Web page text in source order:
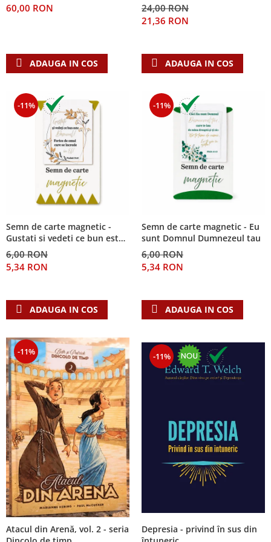
Teologie
Dogmatica
Misiune
Viata crestina
Contemporaneitate
Devotional
Lupta Spirituala
Schimbarea caracterului
Suferinta
Viata din belsug
Viata de zi cu zi
Despre afaceri
Leadership
Mediu
Sanatate / nutritie
60,00 RON
ADAUGA IN COS
24,00 RON
21,36 RON
ADAUGA IN COS
-11%
Semn de carte magnetic -
Gustati si vedeti ce bun este
Domnul!
6,00 RON
5,34 RON
ADAUGA IN COS
-11%
Semn de carte magnetic - Eu
sunt Domnul Dumnezeul tau
6,00 RON
5,34 RON
ADAUGA IN COS
-11%
Atacul din Arenă, vol. 2 - seria
-11%
Depresia - privind în sus din